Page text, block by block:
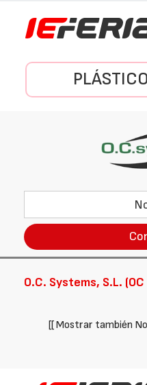
O.C. Systems, S.L.
[[ Mostrar también